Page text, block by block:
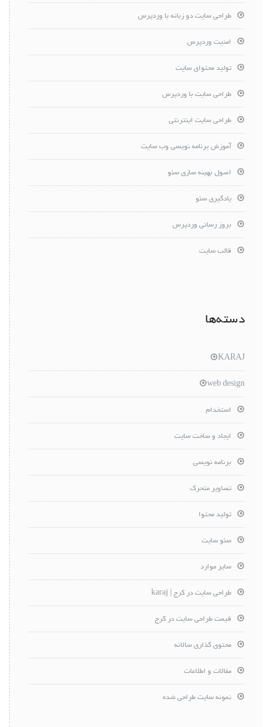
طراحی سایت دو زبانه با وردپرس
امنیت وردپرس
تولید محتوای سایت
طراحی سایت با وردپرس
طراحی سایت اینترنتی
آموزش برنامه نویسی وب سایت
اصول بهینه سازی سئو
یادگیری سئو
بروز رسانی وردپرس
قالب سایت
دسته‌ها
KARAJ
web design
استخدام
ایجاد و ساخت سایت
برنامه نویسی
تصاویر متحرک
تولید محتوا
سئو سایت
سایر موارد
طراحی سایت در کرج | karaj
قیمت طراحی سایت در کرج
محتوی گذاری سالانه
مقالات و اطلاعات
نمونه سایت طراحی شده